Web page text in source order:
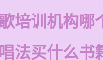
培训机构哪
法买什么书